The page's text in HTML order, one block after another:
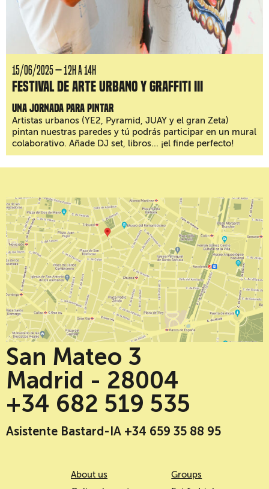
15/06/2025 — 12H a 14H
Festival de arte urbano y graffiti III
Una jornada para pintar
Artistas urbanos (YE2, Pyramid, JUAY y el gran Zeta)
pintan nuestras paredes y tú podrás participar en un mural
colaborativo. Añade DJ set, libros... ¡el finde perfecto!
San Mateo 3
Madrid - 28004
+34 682 519 535
Asistente Bastard-IA +34 659 35 88 95
About us
Groups